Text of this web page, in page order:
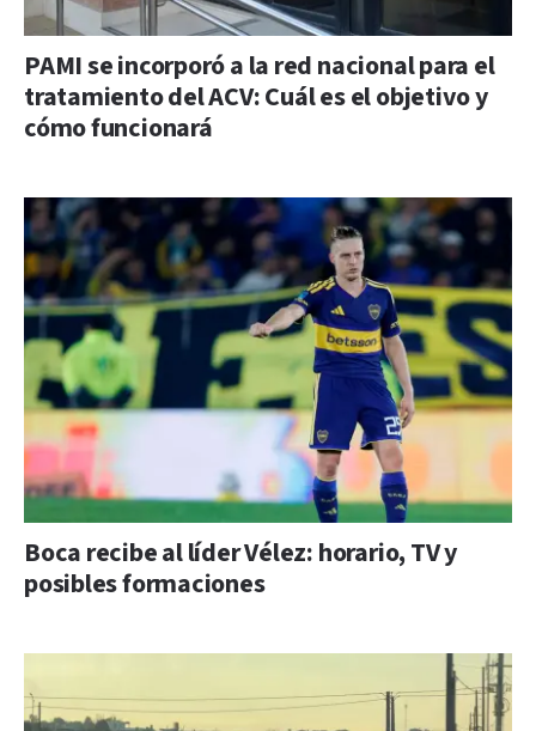
PAMI se incorporó a la red nacional para el
tratamiento del ACV: Cuál es el objetivo y
cómo funcionará
Boca recibe al líder Vélez: horario, TV y
posibles formaciones